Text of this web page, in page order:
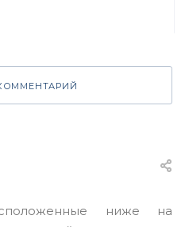
ниже на